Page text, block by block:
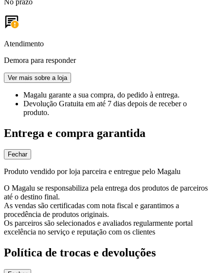
Atendimento
Demora para responder
Ver mais sobre a loja
Magalu garante a sua compra, do pedido à entrega.
Devolução Gratuita em até 7 dias depois de receber o
produto.
Entrega e compra garantida
Fechar
Produto vendido por loja parceira e entregue pelo Magalu
O Magalu se responsabiliza pela entrega dos produtos de parceiros
até o destino final.
As vendas são certificadas com nota fiscal e garantimos a
procedência de produtos originais.
Os parceiros são selecionados e avaliados regularmente portal
excelência no serviço e reputação com os clientes
Política de trocas e devoluções